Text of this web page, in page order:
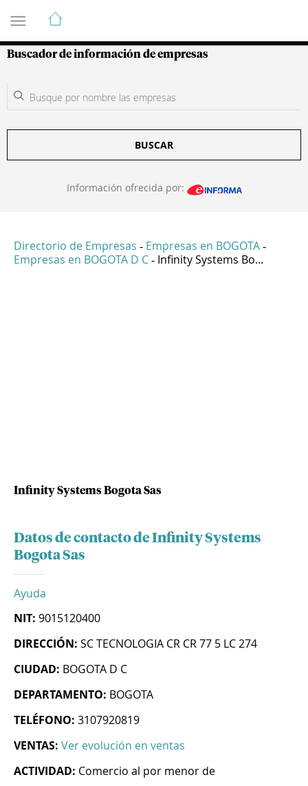
Guía de Empresas Colombianas
Buscador de información de empresas
BUSCAR
Información ofrecida por:
Directorio de Empresas - Empresas en BOGOTA -
Empresas en BOGOTA D C - Infinity Systems Bo...
Infinity Systems Bogota Sas
Datos de contacto de Infinity Systems
Bogota Sas
Ayuda
NIT: 9015120400
DIRECCIÓN: SC TECNOLOGIA CR CR 77 5 LC 274
CIUDAD: BOGOTA D C
DEPARTAMENTO: BOGOTA
TELÉFONO: 3107920819
VENTAS: Ver evolución en ventas
ACTIVIDAD: Comercio al por menor de